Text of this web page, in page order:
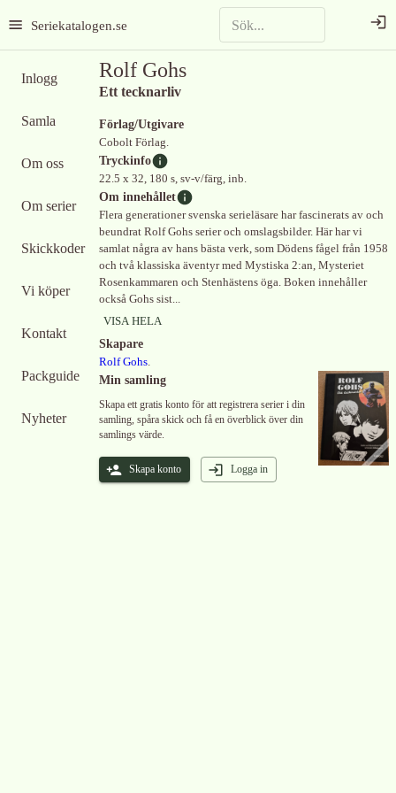
Seriekatalogen.se
Inlogg
Samla
Om oss
Om serier
Skickkoder
Vi köper
Kontakt
Packguide
Nyheter
Rolf Gohs
Ett tecknarliv
Förlag/Utgivare
Cobolt Förlag.
Tryckinfo
22.5 x 32, 180 s, sv-v/färg, inb.
Om innehållet
Flera generationer svenska serieläsare har fascinerats av och
beundrat Rolf Gohs serier och omslagsbilder. Här har vi
samlat några av hans bästa verk, som Dödens fågel från 1958
och två klassiska äventyr med Mystiska 2:an, Mysteriet
Rosenkammaren och Stenhästens öga. Boken innehåller
också Gohs sist...
VISA HELA
Skapare
Rolf Gohs.
Min samling
Skapa ett gratis konto för att registrera serier i din
samling, spåra skick och få en överblick över din
samlings värde.
Skapa konto Logga in